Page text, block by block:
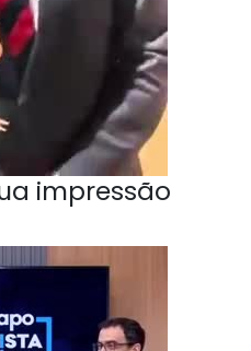
impressão